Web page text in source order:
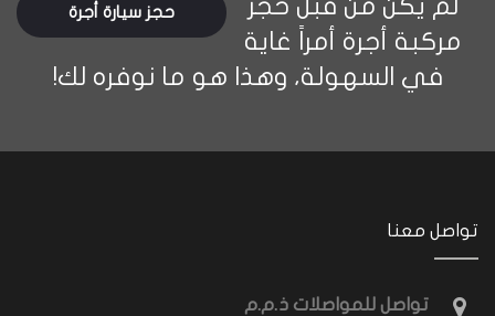
حجز سيارة أجرة
لم يكن من قبل حجز
مركبة أجرة أمراً غاية
في السهولة، وهذا هو ما نوفره لك!
تواصل معنا
تواصل للمواصلات ذ.م.م